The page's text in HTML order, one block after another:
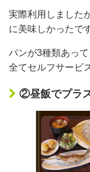
実際利用しました
に美味しかったで
パンが3種類あって
全てセルフサービ
②昼飯でプラ